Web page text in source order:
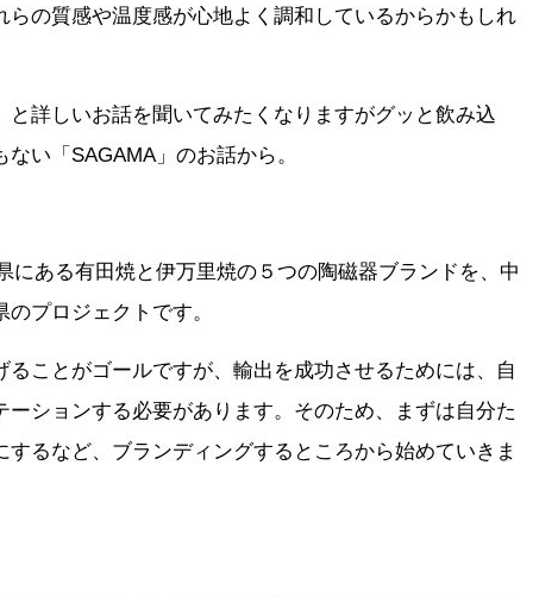
の質感や温度感が心地よく調和しているからかもしれ
詳しいお話を聞いてみたくなりますがグッと飲み込
い「SAGAMA」のお話から。
にある有田焼と伊万里焼の５つの陶磁器ブランドを、中
プロジェクトです。
ことがゴールですが、輸出を成功させるためには、自
ションする必要があります。そのため、まずは自分た
るなど、ブランディングするところから始めていきま